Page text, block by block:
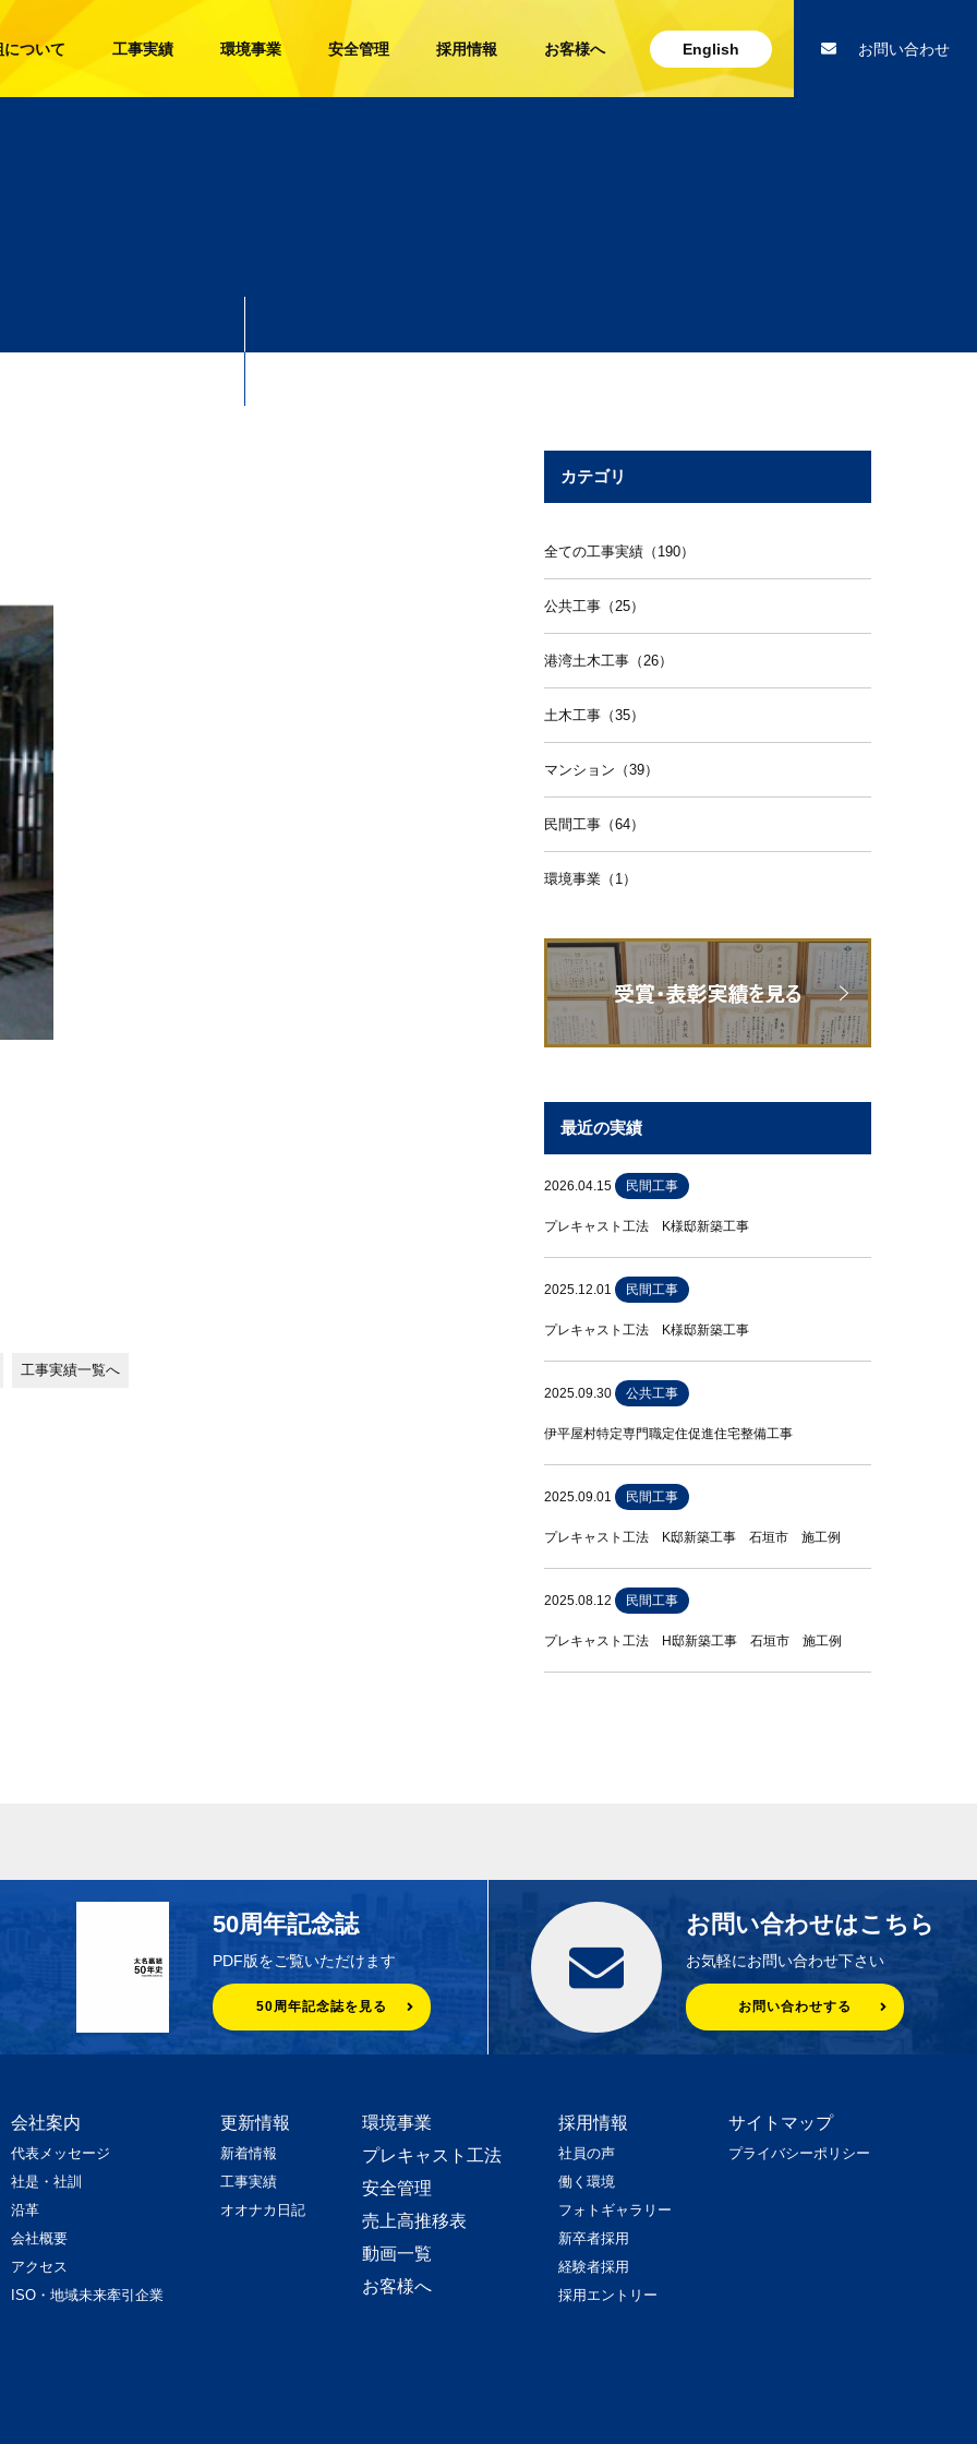
ついて 工事実績 環境事業 安全管理 採用情報 お客様へ English お問い合わせ
工事実績一覧へ
カテゴリ
全ての工事実績（190）
公共工事（25）
港湾土木工事（26）
土木工事（35）
マンション（39）
民間工事（64）
環境事業（1）
最近の実績
2026.04.15 民間工事
プレキャスト工法 K様邸新築工事
2025.12.01 民間工事
プレキャスト工法 K様邸新築工事
2025.09.30 公共工事
伊平屋村特定専門職定住促進住宅整備工事
2025.09.01 民間工事
プレキャスト工法 K邸新築工事 石垣市 施工例
2025.08.12 民間工事
プレキャスト工法 H邸新築工事 石垣市 施工例
50周年記念誌
PDF版をご覧いただけます
50周年記念誌を見る
お問い合わせはこちら
お気軽にお問い合わせ下さい
お問い合わせする
会社案内
代表メッセージ
社是・社訓
沿革
会社概要
アクセス
ISO・地域未来牽引企業
更新情報
新着情報
工事実績
オオナカ日記
環境事業
プレキャスト工法
安全管理
売上高推移表
動画一覧
お客様へ
採用情報
社員の声
働く環境
フォトギャラリー
新卒者採用
経験者採用
採用エントリー
サイトマップ
プライバシーポリシー